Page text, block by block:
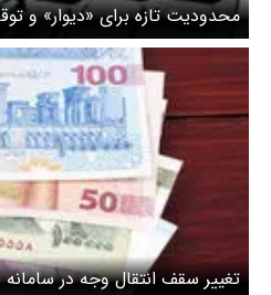
محدودیت تازه برای «دیوار» و
«آپارات»
تغییر سقف انتقال وجه در